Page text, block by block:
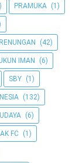
PRAMUKA (1)
RENUNGAN (42)
IMAN (6)
SBY (1)
(132)
(6)
FC (1)